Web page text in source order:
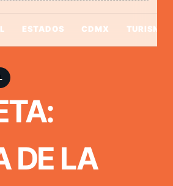
ESTADOS CDMX TURISMO
DE LA